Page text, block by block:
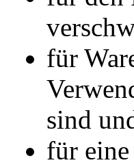
für
sind
für